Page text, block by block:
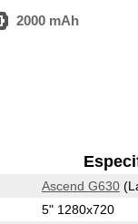
2000 mAh
Ascend G630
5" 1280x720